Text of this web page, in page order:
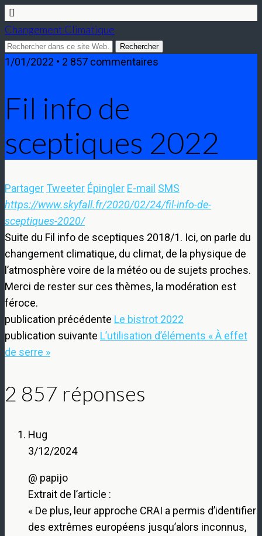
Changement Climatique
1/01/2022 • 2 857 commentaires
Fil info de
sceptiques 2022
Partager Tweeter Épingler E-mail SMS
Aperçu
de
l’identifiant :
https://www.skyfall.fr/2020/02/24/fil-info-de-
sceptiques-2020/
Aperçu
de
la
méta
description :
Suite du Fil info de sceptiques 2018/1. Ici, on parle du
changement climatique, du climat, de la physique de
l’atmosphère voire de la météo ou de sujets proches.
Merci de rester sur ces thèmes, la modération est
féroce.
publication précédente Le bistrot 2022
publication suivante L’utilisation d’éléments « À effet
de serre »
2 857 réponses
Hug
3/12/2024
@ papijo
Extrait de l’article :
« De plus, leur approche CRAI a permis d’identifier
des extrêmes européens jusqu’alors inconnus,